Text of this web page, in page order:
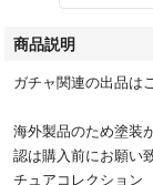
商品説明
ガチャ関連の出品は
海外製品のため塗装
認は購入前にお願い
チュアコレクション